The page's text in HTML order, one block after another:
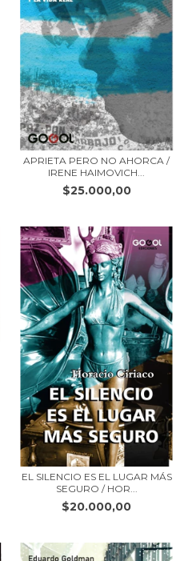
APRIETA PERO NO AHORCA /
IRENE HAIMOVICH...
$25.000,00
EL SILENCIO ES EL LUGAR MÁS
SEGURO / HOR...
$20.000,00